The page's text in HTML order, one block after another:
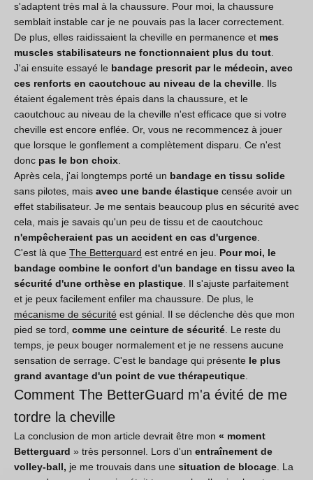
s'adaptent très mal à la chaussure. Pour moi, la chaussure
semblait instable car je ne pouvais pas la lacer correctement.
De plus, elles raidissaient la cheville en permanence et mes
muscles stabilisateurs ne fonctionnaient plus du tout.
J'ai ensuite essayé le bandage prescrit par le médecin, avec
ces renforts en caoutchouc au niveau de la cheville. Ils
étaient également très épais dans la chaussure, et le
caoutchouc au niveau de la cheville n'est efficace que si votre
cheville est encore enflée. Or, vous ne recommencez à jouer
que lorsque le gonflement a complètement disparu. Ce n'est
donc pas le bon choix.
Après cela, j'ai longtemps porté un bandage en tissu solide
sans pilotes, mais avec une bande élastique censée avoir un
effet stabilisateur. Je me sentais beaucoup plus en sécurité avec
cela, mais je savais qu'un peu de tissu et de caoutchouc
n'empêcheraient pas un accident en cas d'urgence.
C'est là que The Betterguard est entré en jeu. Pour moi, le
bandage combine le confort d'un bandage en tissu avec la
sécurité d'une orthèse en plastique. Il s'ajuste parfaitement
et je peux facilement enfiler ma chaussure. De plus, le
mécanisme de sécurité est génial. Il se déclenche dès que mon
pied se tord, comme une ceinture de sécurité. Le reste du
temps, je peux bouger normalement et je ne ressens aucune
sensation de serrage. C'est le bandage qui présente le plus
grand avantage d'un point de vue thérapeutique.
Comment The BetterGuard m'a évité de me
tordre la cheville
La conclusion de mon article devrait être mon « moment
Betterguard » très personnel. Lors d'un entraînement de
volley-ball, je me trouvais dans une situation de blocage. La